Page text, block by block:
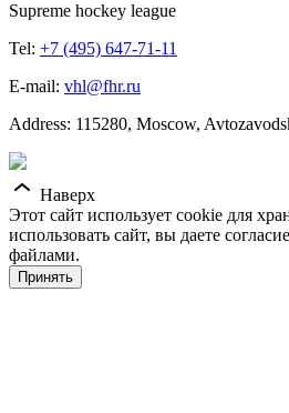
Supreme hockey league
Tel: +7 (495) 647-71-11
E-mail: vhl@fhr.ru
Address: 115280, Moscow,
Наверх
Этот сайт использует cookie для
использовать сайт, вы даете
файлами.
Принять